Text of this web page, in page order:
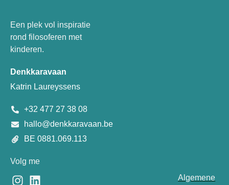
Een plek vol inspiratie
rond filosoferen met
kinderen.
Denkkaravaan
Katrin Laureyssens
+32 477 27 38 08
hallo@denkkaravaan.be
BE 0881.069.113
Volg me
Algemene